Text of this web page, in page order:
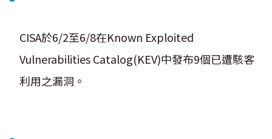
CISA於6/2至6/8在Known Exploited
Vulnerabilities Catalog(KEV)中發布9個已遭駭客
利用之漏洞。